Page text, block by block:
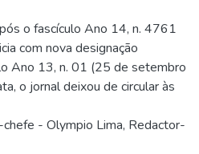
o fascículo Ano 14, n. 4761
com nova designação
Ano 13, n. 01 (25 de setembro
o jornal deixou de circular às
- Olympio Lima, Redactor-